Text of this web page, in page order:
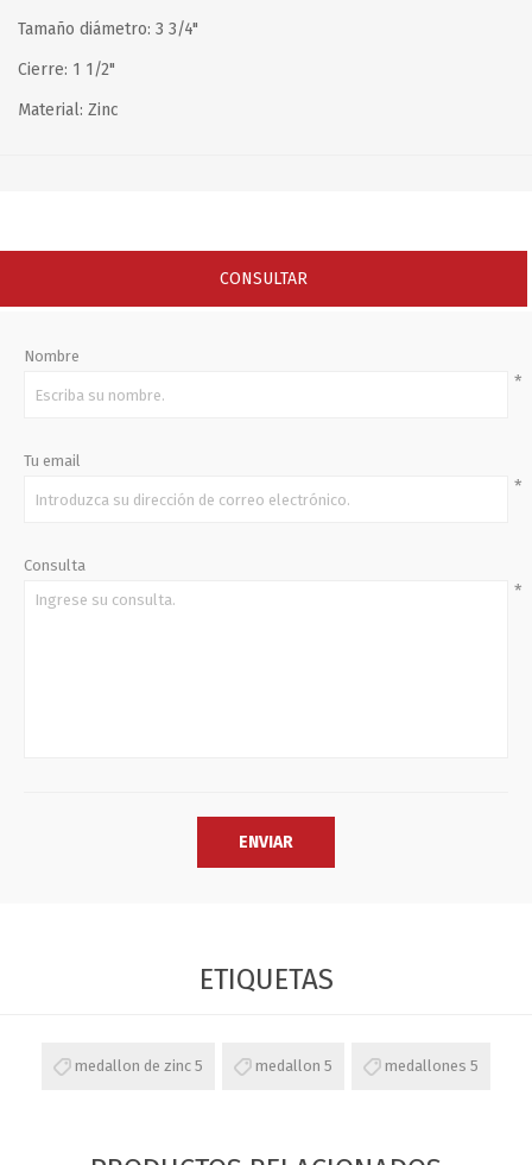
Tamaño diámetro: 3 3/4"
Cierre: 1 1/2"
Material: Zinc
CONSULTAR
Nombre
*
Tu email
*
Consulta
*
ETIQUETAS
medallon de zinc 5 medallon 5 medallones 5